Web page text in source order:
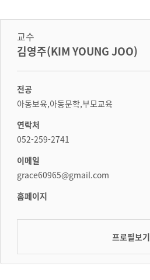
교수
김영주(KIM YOUNG JOO)
전공
아동보육,아동문학,부모교육
연락처
052-259-2741
이메일
grace60965@gmail.com
홈페이지
프로필보기